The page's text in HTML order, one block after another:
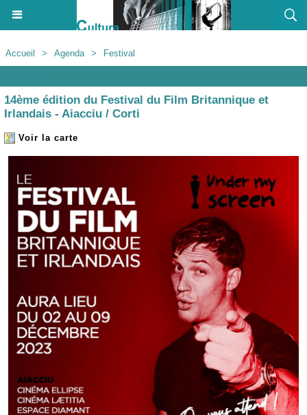
Accueil > Agenda > Festival
14ème édition du Festival du Film Britannique et
Irlandais - Aiacciu / Corti
Voir la carte